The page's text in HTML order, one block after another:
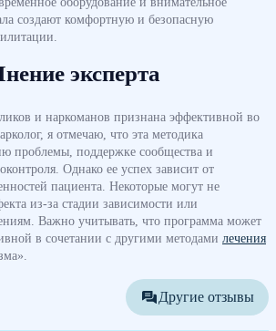
создают комфортную и безопасную
эксперта
и наркоманов признана эффективной во
я отмечаю, что эта методика
проблемы, поддержке сообщества и
Однако ее успех зависит от
пациента. Некоторые могут не
из-за стадии зависимости или
Важно учитывать, что программа может
в сочетании с другими методами лечения
Другие отзывы